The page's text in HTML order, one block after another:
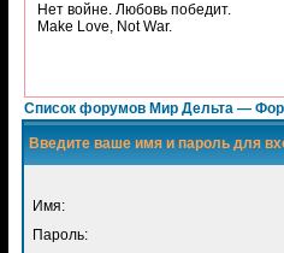
Нет войне. Любовь победит.
Make Love, Not War.
Список форумов Мир Дельта —
Введите ваше имя и пароль для
Имя:
Пароль: